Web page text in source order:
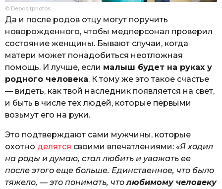
© Depositphotos
Да и после родов отцу могут поручить
новорожденного, чтобы медперсонал проверил
состояние женщины. Бывают случаи, когда
матери может понадобиться неотложная
помощь. И лучше, если малыш будет на руках у
родного человека. К тому же это такое счастье
— видеть, как твой наследник появляется на свет,
и быть в числе тех людей, которые первыми
возьмут его на руки.
Это подтверждают сами мужчины, которые
охотно делятся своими впечатлениями: «Я ходил
на роды и думаю, стал любить и уважать ее
после этого еще больше. Единственное, что было
тяжело, — это понимать, чтолюбимому человеку